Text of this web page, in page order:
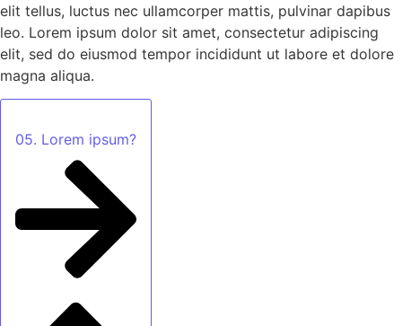
elit tellus, luctus nec ullamcorper mattis, pulvinar dapibus
leo. Lorem ipsum dolor sit amet, consectetur adipiscing
elit, sed do eiusmod tempor incididunt ut labore et dolore
magna aliqua.
05. Lorem ipsum?